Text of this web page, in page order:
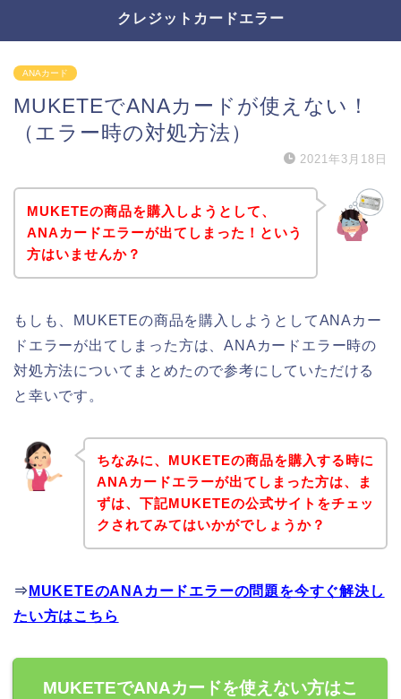
クレジットカードエラー
ANAカード
MUKETEでANAカードが使えない！
（エラー時の対処方法）
2021年3月18日
MUKETEの商品を購入しようとして、
ANAカードエラーが出てしまった！という
方はいませんか？
もしも、MUKETEの商品を購入しようとしてANAカー
ドエラーが出てしまった方は、ANAカードエラー時の
対処方法についてまとめたので参考にしていただける
と幸いです。
ちなみに、MUKETEの商品を購入する時に
ANAカードエラーが出てしまった方は、ま
ずは、下記MUKETEの公式サイトをチェッ
クされてみてはいかがでしょうか？
⇒ MUKETEのANAカードエラーの問題を今すぐ解決し
たい方はこちら
MUKETEでANAカードを使えない方はこ